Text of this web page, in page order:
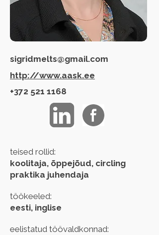
sigridmelts@gmail.com
http://www.aask.ee
+372 521 1168
teised rollid:
koolitaja, õppejõud, circling
praktika juhendaja
töökeeled:
eesti, inglise
eelistatud töövaldkonnad: